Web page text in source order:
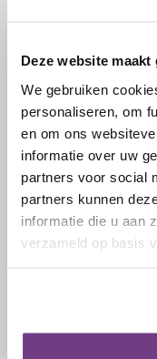
Deze website
We gebruiken
personaliseren, om
en om ons
informatie over uw
partners voor social
partners kunnen
informatie die u aan
verzameld op basis
30 oktober 2023